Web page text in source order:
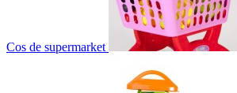
Cos de supermarket